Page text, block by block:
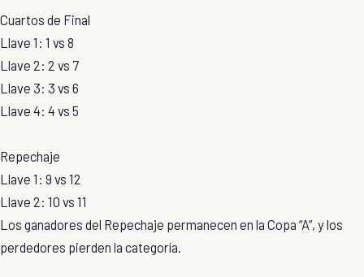
Cuartos de Final
Llave 1: 1 vs 8
Llave 2: 2 vs 7
Llave 3: 3 vs 6
Llave 4: 4 vs 5
Repechaje
Llave 1: 9 vs 12
Llave 2: 10 vs 11
Los ganadores del Repechaje permanecen en la Copa “A”, y los
perdedores pierden la categoría.